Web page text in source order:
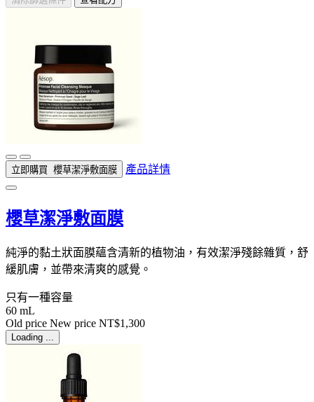
立即購買 櫻草潔淨敷面膜 產品詳情
櫻草潔淨敷面膜
純淨的黏土狀面膜蘊含清新的植物油，有效潔淨殘餘雜質，舒
緩肌膚，並帶來清爽的感覺。
只有一種容量
60 mL
Old price New price NT$1,300
Loading ...